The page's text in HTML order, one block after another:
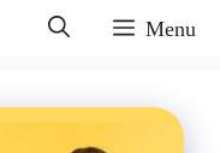
Menu